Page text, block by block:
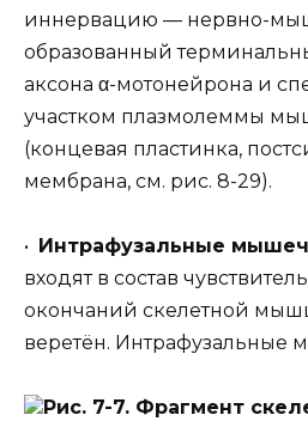
иннервацию — нервно-
образованный
аксона α-мотонейрона и
участком плазмолеммы
(концевая пластинка,
мембрана, см. рис. 8-29).
• Интрафузальные
входят в состав
окончаний скелетной
веретён. Интрафузальные
Рис. 7-7. Фрагмент